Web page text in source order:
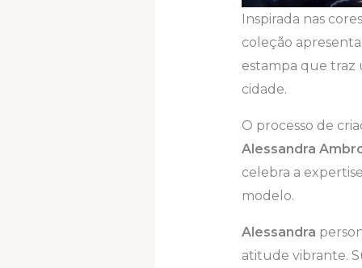
Inspirada nas
coleção
estampa que traz
cidade.
O processo de
Alessandra
celebra a
modelo.
Alessandra
atitude vibrante.